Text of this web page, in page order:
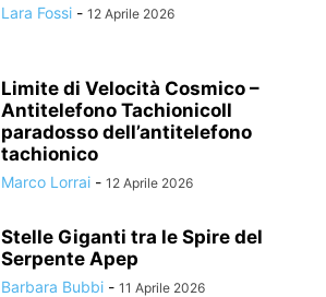
Lara Fossi - 12 Aprile 2026
Limite di Velocità Cosmico –
Antitelefono TachionicoIl
paradosso dell’antitelefono
tachionico
Marco Lorrai - 12 Aprile 2026
Stelle Giganti tra le Spire del
Serpente Apep
Barbara Bubbi - 11 Aprile 2026